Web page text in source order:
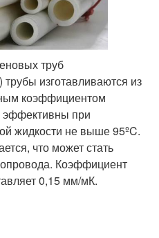
труб
изготавливаются из
коэффициентом
эффективны при
жидкости не выше 95ºC.
что может стать
Коэффициент
0,15 мм/мК.